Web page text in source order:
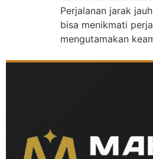
Perjalanan jarak
bisa menikmati
mengutamakan